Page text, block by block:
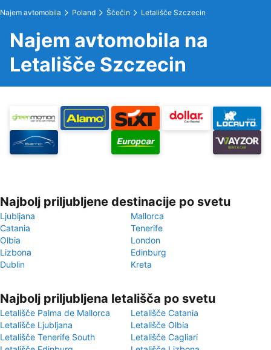
Najem avtomobila Poland Ščečin Letališče Szczecin
Najem avtomobila na
Letališče Szczecin
Najbolj priljubljene destinacije po svetu
Ljubljana
Mallorca
Catania
Tenerife
Olbia
London
Lizbona
Edinburg
Dublin
Kreta
Najbolj priljubljena letališča po svetu
Letališče Palma de Mallorca
Letališče Catania
Letališče Ljubljana
Letališče Olbia
Letališče Tenerife South
Letališče Cagliari